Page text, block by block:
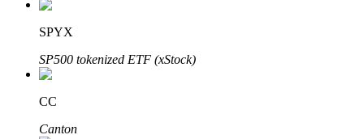
SPYX
SP500 tokenized ETF (xStock)
CC
Canton